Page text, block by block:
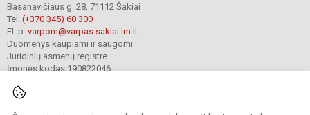
Basanavičiaus g. 28, 71112 Šakiai
Tel. (+370 345) 60 300
El. p. varpom@varpas.sakiai.lm.lt
Duomenys kaupiami ir saugomi
Juridinių asmenų registre
Įmonės kodas 190822046